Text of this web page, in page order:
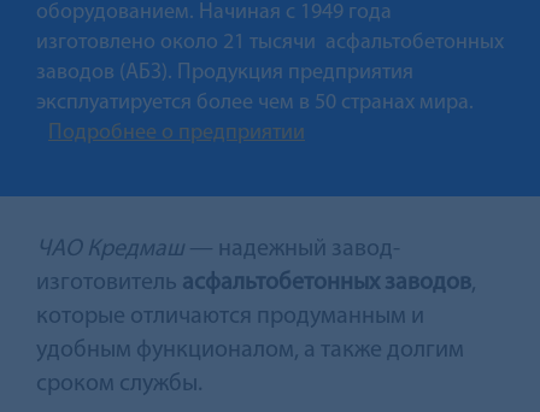
оборудованием. Начиная с 1949 года
изготовлено около 21 тысячи асфальтобетонных
заводов (АБЗ). Продукция предприятия
эксплуатируется более чем в 50 странах мира.
Подробнее о предприятии
ЧАО Кредмаш — надежный завод-
изготовитель асфальтобетонных заводов,
которые отличаются продуманным и
удобным функционалом, а также долгим
сроком службы.